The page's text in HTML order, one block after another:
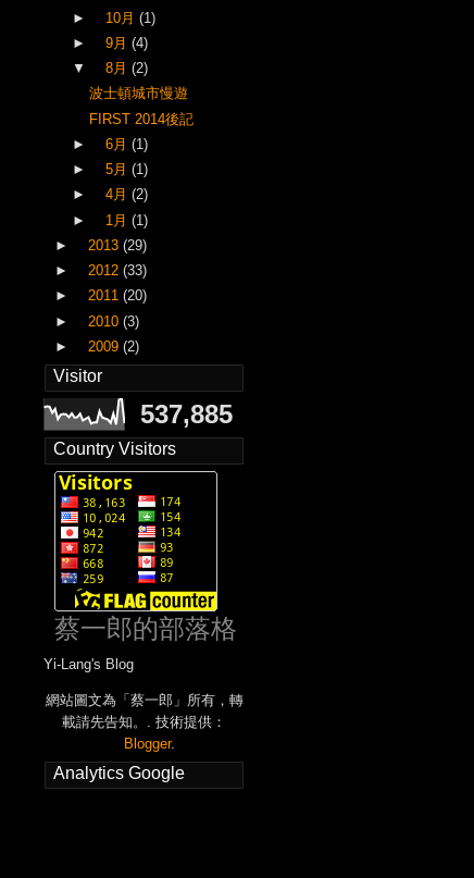
►
10月 (1)
►
9月 (4)
▼
8月 (2)
波士頓城市慢遊
FIRST 2014後記
►
6月 (1)
►
5月 (1)
►
4月 (2)
►
1月 (1)
►
2013 (29)
►
2012 (33)
►
2011 (20)
►
2010 (3)
►
2009 (2)
Visitor
537,885
Country Visitors
蔡一郎的部落格
Yi-Lang's Blog
網站圖文為「蔡一郎」所有，轉
載請先告知。. 技術提供：
Blogger.
Analytics Google